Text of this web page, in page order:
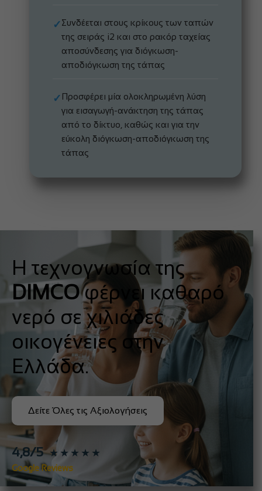
✓Συνδέεται στους κρίκους των ταπών
της σειράς i2 και στο ρακόρ ταχείας
αποσύνδεσης για διόγκωση-
αποδιόγκωση της τάπας
✓ Προσφέρει μία ολοκληρωμένη λύση
για εισαγωγή-ανάκτηση της τάπας
από το δίκτυο, καθώς και για την
εύκολη διόγκωση-αποδιόγκωση της
τάπας
Η τεχνογνωσία της
DIMCOφέρνει καθαρό
νερό σε χιλιάδες
οικογένειες στην
Ελλάδα.
Δείτε Όλες τις Αξιολογήσεις
4,8/5 ★★★★★
Google Reviews